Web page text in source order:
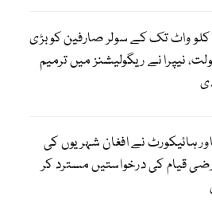
25 کلو واٹ تک کے سولر صارفین کو بڑی
نیپرا نے ریگولیشنز میں ترمیم
ہائیکورٹ نے افغان شہریوں کی
قیام کی درخواستیں مسترد کر